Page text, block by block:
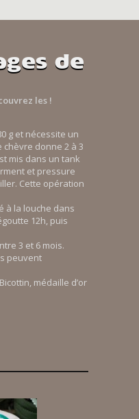
de
les !
g et nécessite un
chèvre donne 2 à 3
mis dans un tank
et pressure
Cette opération
à la louche dans
12h, puis
3 et 6 mois.
peuvent
médaille d’or